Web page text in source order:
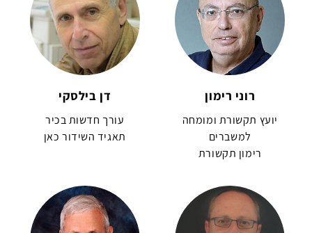
רוני רימון
יועץ תקשורת ומומחה
למשברים
רימון תקשורת
דן בילסקי
עורך חדשות בכיר
תאגיד השידור כאן